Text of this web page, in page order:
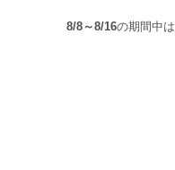
ただきます。詳しくはこちらを